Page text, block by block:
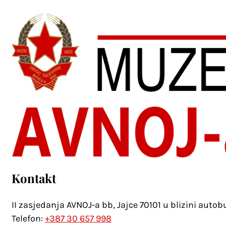
Kontakt
II zasjedanja AVNOJ-a bb, Jajce 70101 u blizini
Telefon: +387 30 657 998